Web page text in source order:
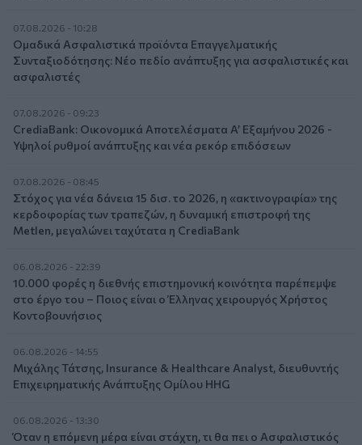
07.08.2026 - 10:28
Ομαδικά Ασφαλιστικά προϊόντα Επαγγελματικής
Συνταξιοδότησης: Νέο πεδίο ανάπτυξης για ασφαλιστικές και
ασφαλιστές
07.08.2026 - 09:23
CrediaBank: Οικονομικά Αποτελέσματα A’ Εξαμήνου 2026 -
Υψηλοί ρυθμοί ανάπτυξης και νέα ρεκόρ επιδόσεων
07.08.2026 - 08:45
Στόχος για νέα δάνεια 15 δισ. το 2026, η «ακτινογραφία» της
κερδοφορίας των τραπεζών, η δυναμική επιστροφή της
Metlen, μεγαλώνει ταχύτατα η CrediaBank
06.08.2026 - 22:39
10.000 φορές η διεθνής επιστημονική κοινότητα παρέπεμψε
στο έργο του – Ποιος είναι ο Έλληνας χειρουργός Χρήστος
Κοντοβουνήσιος
06.08.2026 - 14:55
Μιχάλης Τάτσης, Insurance & Healthcare Analyst, διευθυντής
Επιχειρηματικής Ανάπτυξης Ομίλου HHG
06.08.2026 - 13:30
Όταν η επόμενη μέρα είναι στάχτη, τι θα πει ο Ασφαλιστικός